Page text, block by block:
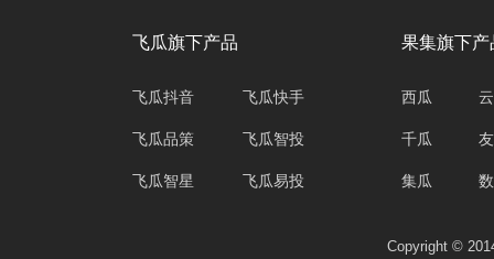
飞瓜旗下产品
飞瓜抖音
飞瓜品策
飞瓜智星
飞瓜快手
飞瓜智投
飞瓜易投
果集旗下产
西瓜
千瓜
集瓜
Copyright ©